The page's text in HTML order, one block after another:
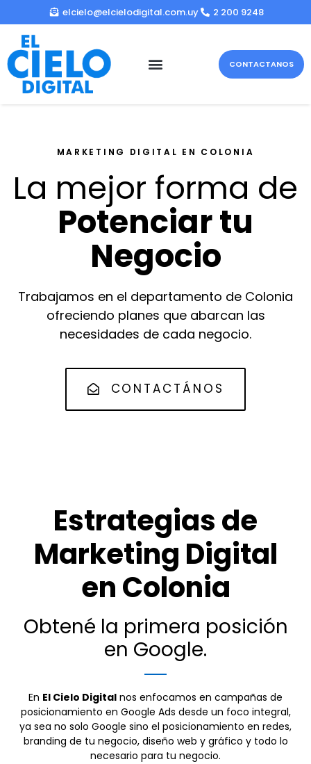
elcielo@elcielodigital.com.uy 2 200 9248
CONTACTANOS
MARKETING DIGITAL EN COLONIA
La mejor forma de
Potenciar tu
Negocio
Trabajamos en el departamento de Colonia
ofreciendo planes que abarcan las
necesidades de cada negocio.
CONTACTÁNOS
Estrategias de
Marketing Digital
en Colonia
Obtené la primera posición
en Google.
En El Cielo Digital nos enfocamos en campañas de
posicionamiento en Google Ads desde un foco integral,
ya sea no solo Google sino el posicionamiento en redes,
branding de tu negocio, diseño web y gráfico y todo lo
necesario para tu negocio.